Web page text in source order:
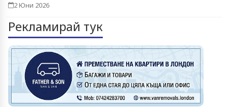
2 Юни 2026
Рекламирай тук